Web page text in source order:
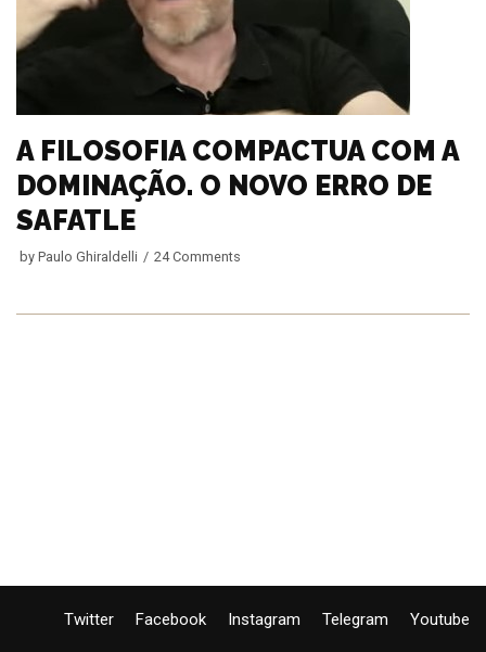
A FILOSOFIA COMPACTUA COM A
DOMINAÇÃO. O NOVO ERRO DE
SAFATLE
by Paulo Ghiraldelli 24 Comments
Twitter Facebook Instagram Telegram Youtube